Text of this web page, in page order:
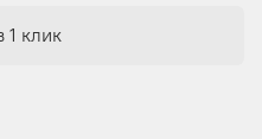
1 клик